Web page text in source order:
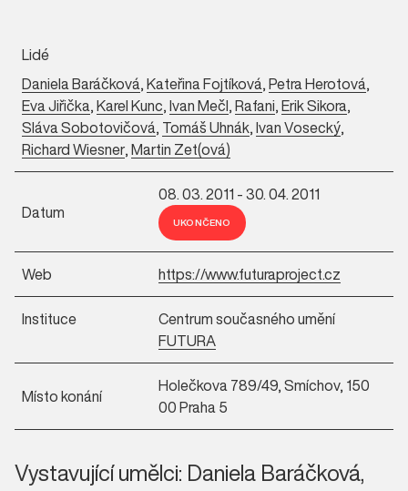
Lidé
Daniela Baráčková,Kateřina Fojtíková,Petra Herotová,
Eva Jiřička,Karel Kunc,Ivan Mečl,Rafani,Erik Sikora,
Sláva Sobotovičová, Tomáš Uhnák,Ivan Vosecký,
Richard Wiesner,Martin Zet(ová)
Datum
08. 03. 2011 - 30. 04. 2011
UKONČENO
Web https://www.futuraproject.cz
Instituce
Centrum současného umění
FUTURA
Místo konání
Holečkova 789/49, Smíchov, 150
00 Praha 5
Vystavující umělci: Daniela Baráčková,